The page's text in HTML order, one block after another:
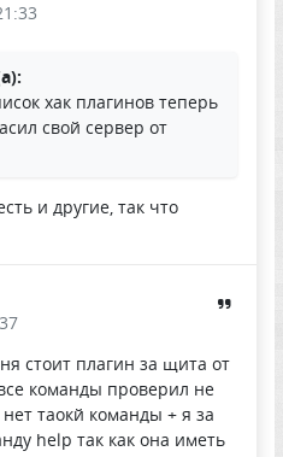
хак плагинов теперь
свой сервер от
и другие, так что
стоит плагин за щита от
команды проверил не
таокй команды + я за
help так как она иметь